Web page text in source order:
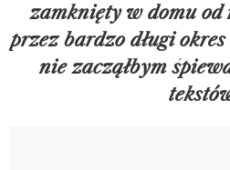
zamknięty w domu od
przez bardzo długi
nie zacząłbym